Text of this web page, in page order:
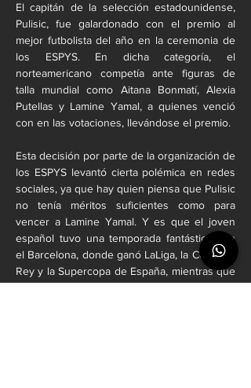
El capitán de la selección estadounidense,
Pulisic, fue galardonado con el premio al
mejor futbolista del año en la ceremonia de
los ESPYS. En dicha categoría, el
norteamericano competía ante figuras de
talla mundial como Aitana Bonmatí, Alexia
Putellas y Lamine Yamal, a quienes venció
con en las votaciones, llevándose el premio.
Esta decisión por parte de la organización de
los ESPYS levantó cierta polémica en redes
sociales, ya que hay quien piensa que Pulisic
no tenía méritos suficientes como para
vencer a Lamine Yamal. Y es que el joven
español tuvo una temporada fantástica con
el Barcelona, donde ganó LaLiga, la Copa del
Rey y la Supercopa de España, mientras que